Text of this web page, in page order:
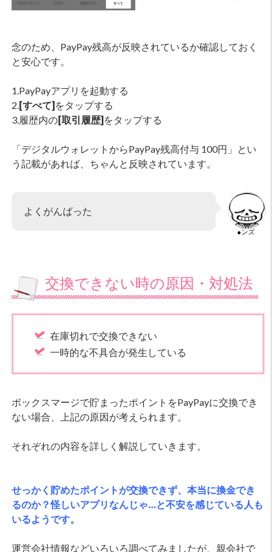
念のため、PayPay残高が反映されているか確認しておく
と安心です。
1.PayPayアプリを起動する
2.[すべて]をタップする
3.履歴内の[取引履歴]をタップする
「デジタルウォレットからPayPay残高付与 100円」とい
う記載があれば、ちゃんと反映されています。
●ンズ
よくがんばった
交換できない時の原因・対処法
在庫切れで交換できない
一時的な不具合が発生している
ボックスマージで貯まったポイントをPayPayに交換でき
ない場合、上記の原因が考えられます。
それぞれの内容を詳しく解説していきます。
せっかく貯めたポイントが交換できず、本当に換金でき
るのか？怪しいアプリなんじゃ…と不安を感じている人も
いるようです。
運営会社情報などいろいろ調べてみましたが、親会社で